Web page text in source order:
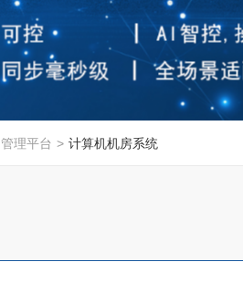
管理平台 > 计算机机房系统